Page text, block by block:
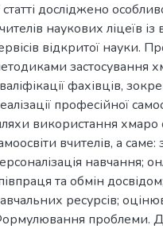
досліджено
наукових ліцеїв
відкритої науки.
застосування
фахівців,
професійної
використання хмаро
вчителів, а
навчання;
та обмін
ресурсів;
проблеми.